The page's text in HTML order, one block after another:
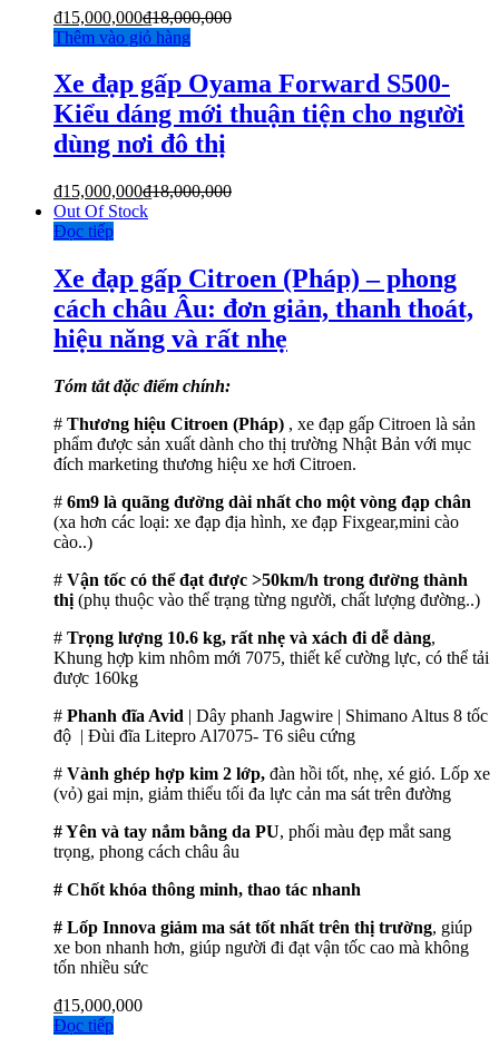
₫15,000,000₫18,000,000
Thêm vào giỏ hàng
Xe đạp gấp Oyama Forward S500-
Kiểu dáng mới thuận tiện cho người
dùng nơi đô thị
₫15,000,000₫18,000,000
Out Of Stock
Đọc tiếp
Xe đạp gấp Citroen (Pháp) – phong
cách châu Âu: đơn giản, thanh thoát,
hiệu năng và rất nhẹ
Tóm tắt đặc điểm chính:
# Thương hiệu Citroen (Pháp) , xe đạp gấp Citroen là sản
phẩm được sản xuất dành cho thị trường Nhật Bản với mục
đích marketing thương hiệu xe hơi Citroen.
# 6m9 là quãng đường dài nhất cho một vòng đạp chân
(xa hơn các loại: xe đạp địa hình, xe đạp Fixgear,mini cào
cào..)
# Vận tốc có thể đạt được >50km/h trong đường thành
thị (phụ thuộc vào thể trạng từng người, chất lượng đường..)
# Trọng lượng 10.6 kg, rất nhẹ và xách đi dễ dàng,
Khung hợp kim nhôm mới 7075, thiết kế cường lực, có thể tải
được 160kg
# Phanh đĩa Avid | Dây phanh Jagwire | Shimano Altus 8 tốc
độ | Đùi đĩa Litepro Al7075- T6 siêu cứng
# Vành ghép hợp kim 2 lớp, đàn hồi tốt, nhẹ, xé gió. Lốp xe
(vỏ) gai mịn, giảm thiểu tối đa lực cản ma sát trên đường
# Yên và tay nắm bằng da PU, phối màu đẹp mắt sang
trọng, phong cách châu âu
# Chốt khóa thông minh, thao tác nhanh
# Lốp Innova giảm ma sát tốt nhất trên thị trường, giúp
xe bon nhanh hơn, giúp người đi đạt vận tốc cao mà không
tốn nhiều sức
₫15,000,000
Đọc tiếp